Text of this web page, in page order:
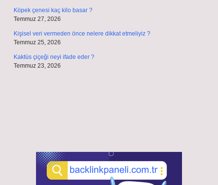
Köpek çenesi kaç kilo basar ?
Temmuz 27, 2026
Kişisel veri vermeden önce nelere dikkat etmeliyiz ?
Temmuz 25, 2026
Kaktüs çiçeği neyi ifade eder ?
Temmuz 23, 2026